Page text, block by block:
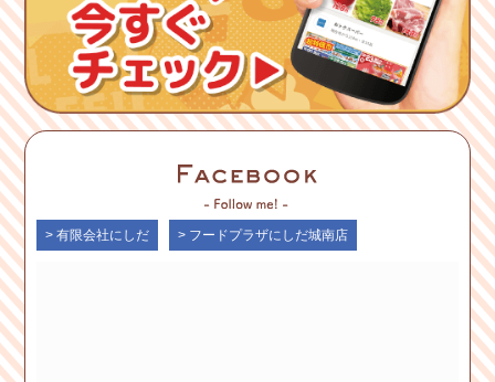
> 有限会社にしだ > フードプラザにしだ城南店